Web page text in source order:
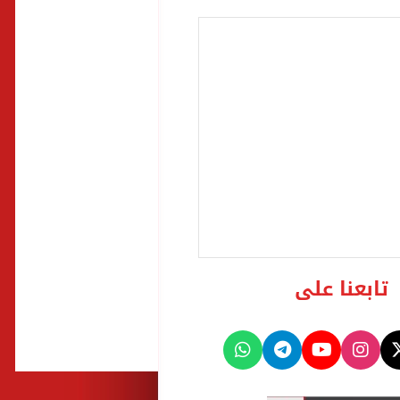
تابعنا على